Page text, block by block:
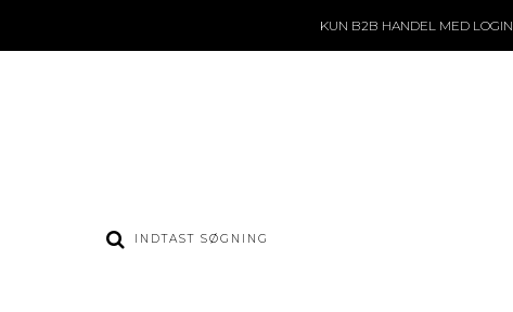
KUN B2B HANDELMED LOGIN